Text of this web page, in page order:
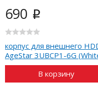
690 i
корпус для внешнего
AgeStar 3UBCP1-6G
В корзину